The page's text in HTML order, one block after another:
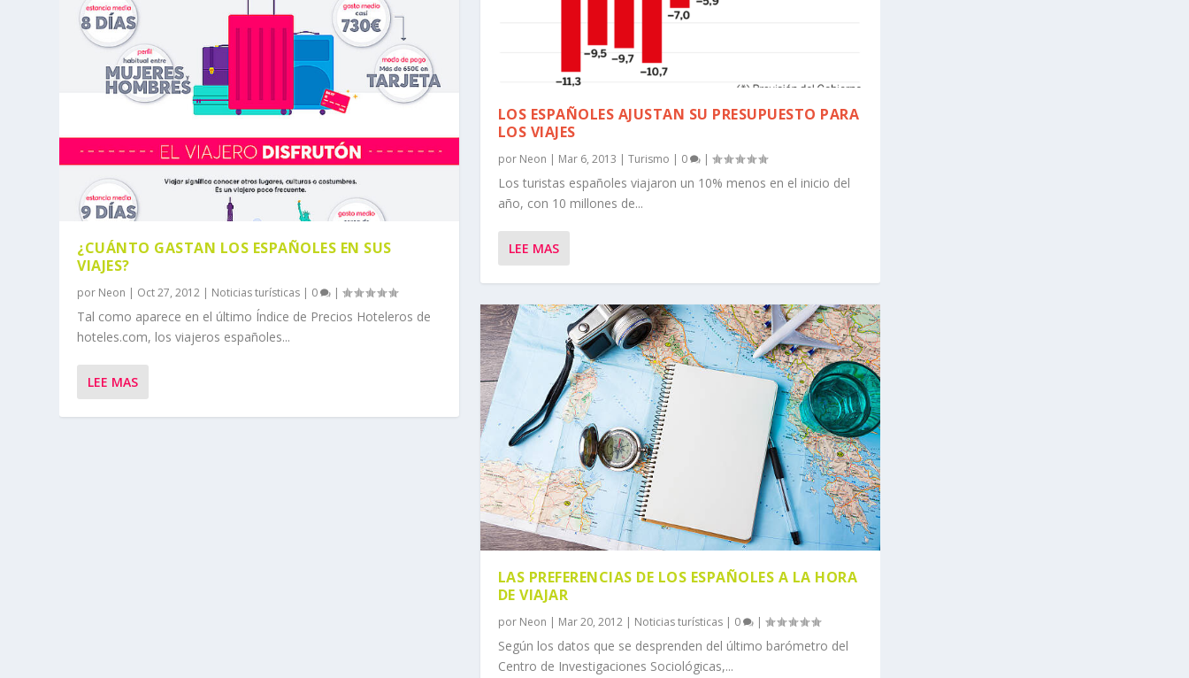
¿CUÁNTO GASTAN LOS ESPAÑOLES EN SUS
VIAJES?
por Neon | Oct 27, 2012 | Noticias turísticas | 0 |
Tal como aparece en el último Índice de Precios Hoteleros de
hoteles.com, los viajeros españoles...
LEE MAS
LOS ESPAÑOLES AJUSTAN SU PRESUPUESTO PARA
LOS VIAJES
por Neon Mar 6, 2013 Turismo 0 |
Los turistas españoles viajaron un 10% menos en el inicio del
año, con 10 millones de...
LEE MAS
LAS PREFERENCIAS DE LOS ESPAÑOLES A LA HORA
DE VIAJAR
por Neon | Mar 20, 2012| Noticias turísticas| 0 |
Según los datos que se desprenden del último barómetro del
Centro de Investigaciones Sociológicas,...